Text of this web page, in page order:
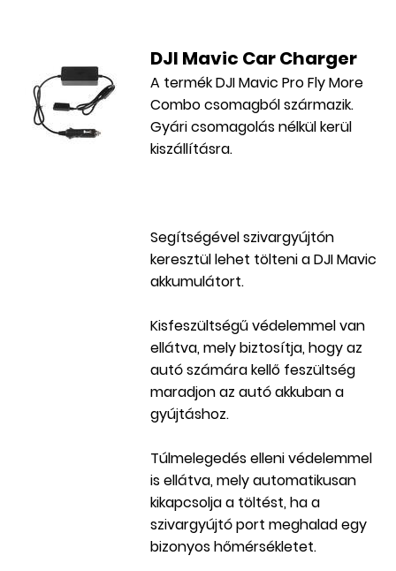
DJI Mavic Car Charger
A termék DJI Mavic Pro Fly More
Combo csomagból származik.
Gyári csomagolás nélkül kerül
kiszállításra.
Segítségével szivargyújtón
keresztül lehet tölteni a DJI Mavic
akkumulátort.
Kisfeszültségű védelemmel van
ellátva, mely biztosítja, hogy az
autó számára kellő feszültség
maradjon az autó akkuban a
gyújtáshoz.
Túlmelegedés elleni védelemmel
is ellátva, mely automatikusan
kikapcsolja a töltést, ha a
szivargyújtó port meghalad egy
bizonyos hőmérsékletet.